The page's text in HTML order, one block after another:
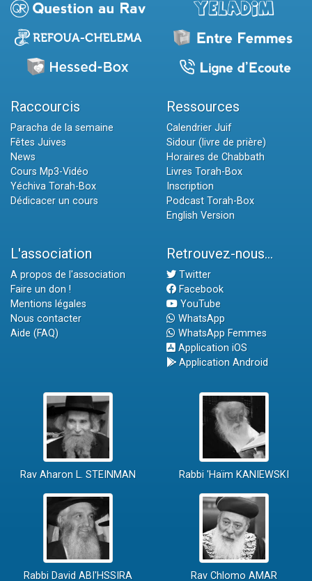
Raccourcis
Paracha de la semaine
Fêtes Juives
News
Cours Mp3-Vidéo
Yéchiva Torah-Box
Dédicacer un cours
Ressources
Calendrier Juif
Sidour (livre de prière)
Horaires de Chabbath
Livres Torah-Box
Inscription
Podcast Torah-Box
English Version
L'association
A propos de l'association
Faire un don !
Mentions légales
Nous contacter
Aide (FAQ)
Retrouvez-nous...
Twitter
Facebook
YouTube
WhatsApp
WhatsApp Femmes
Application iOS
Application Android
Rav Aharon L. STEINMAN Rabbi 'Haïm KANIEWSKI
Rabbi David ABI'HSSIRA Rav Chlomo AMAR